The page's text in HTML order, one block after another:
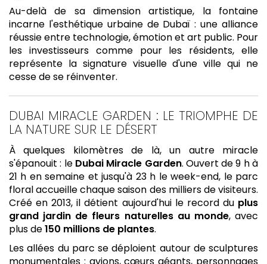
Au-delà de sa dimension artistique, la fontaine
incarne l'esthétique urbaine de Dubaï : une alliance
réussie entre technologie, émotion et art public. Pour
les investisseurs comme pour les résidents, elle
représente la signature visuelle d'une ville qui ne
cesse de se réinventer.
DUBAI MIRACLE GARDEN : LE TRIOMPHE DE
LA NATURE SUR LE DÉSERT
À quelques kilomètres de là, un autre miracle
s'épanouit : le Dubai Miracle Garden. Ouvert de 9 h à
21 h en semaine et jusqu'à 23 h le week-end, le parc
floral accueille chaque saison des milliers de visiteurs.
Créé en 2013, il détient aujourd'hui le record du plus
grand jardin de fleurs naturelles au monde, avec
plus de150 millions de plantes.
Les allées du parc se déploient autour de sculptures